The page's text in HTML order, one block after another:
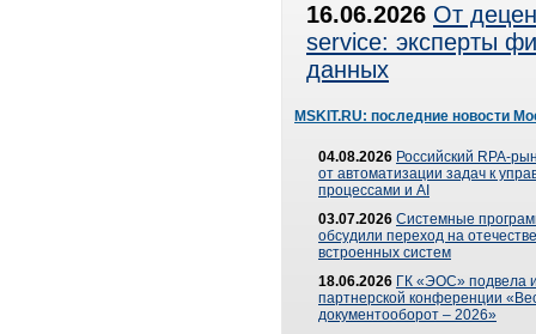
16.06.2026 От
service: эксперты
данных
MSKIT.RU: последние новости
04.08.2026 Российский RPA-
от автоматизации задач к
процессами и AI
03.07.2026 Системные
обсудили переход на
встроенных систем
18.06.2026 ГК «ЭОС» подвела
партнерской конференции
документооборот – 2026»